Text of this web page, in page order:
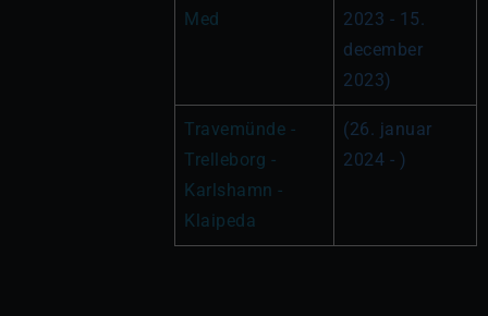
Med
2023 - 15.
december
2023)
Travemünde -
Trelleborg -
Karlshamn -
Klaipeda
(26. januar
2024 - )